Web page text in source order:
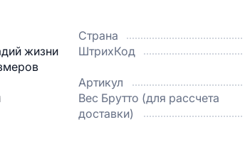
жизни
Страна
ШтрихКод
Артикул
Вес Брутто (для рассчета
доставки)